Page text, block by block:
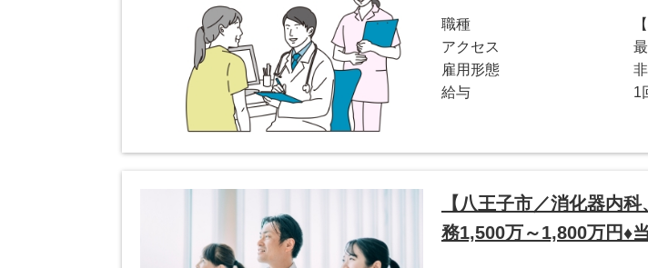
職種
アクセス
雇用形態
給与
1
【八王子市／消化器内
務1,500万～1,800万円♦